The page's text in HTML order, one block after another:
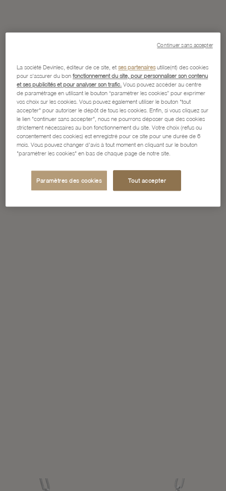
La société Devinlec, éditeur de ce site, etses partenairesutilise(nt) des cookies
pour s'assurer du bonfonctionnement du site, pour personnaliser son contenu
et ses publicités et pour analyser son trafic. Vous pouvez accéder au centre
de paramétrage en utilisant le bouton “paramétrer les cookies” pour exprimer
vos choix sur les cookies. Vous pouvez également utiliser le bouton "tout
accepter" pour autoriser le dépôt de tous les cookies. Enfin, si vous cliquez sur
le lien "continuer sans accepter", nous ne pourrons déposer que des cookies
strictement nécessaires au bon fonctionnement du site. Votre choix (refus ou
consentement des cookies) est enregistré pour ce site pour une durée de 6
mois. Vous pouvez changer d'avis à tout moment en cliquant sur le bouton
"paramétrer les cookies" en bas de chaque page de notre site.
Paramètres des cookies Tout accepter
Continuer sans accepter